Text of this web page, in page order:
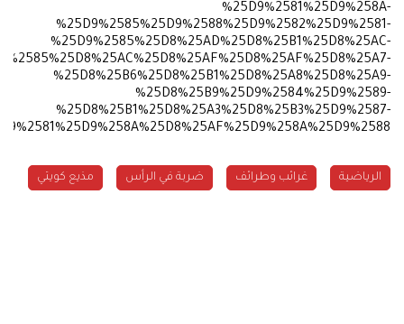
%25D9%2581%25D9%258A-
%25D9%2585%25D9%2588%25D9%2582%25D9%2581-
%25D9%2585%25D8%25AD%25D8%25B1%25D8%25AC-
%25D8%25B6%25D8%25B1%25D8%25A8%25D8%25A9-
%25D8%25B9%25D9%2584%25D9%2589-
%25D8%25B1%25D8%25A3%25D8%25B3%25D9%2587-
الرياضية غرائب وطرائف ضربة في الرأس مذيع كويتي